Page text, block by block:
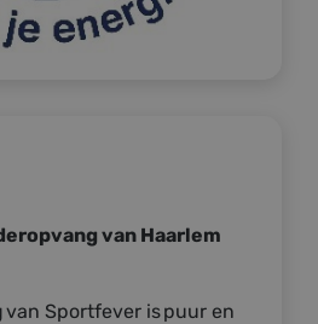
van Haarlem
van Sportfever is puur en